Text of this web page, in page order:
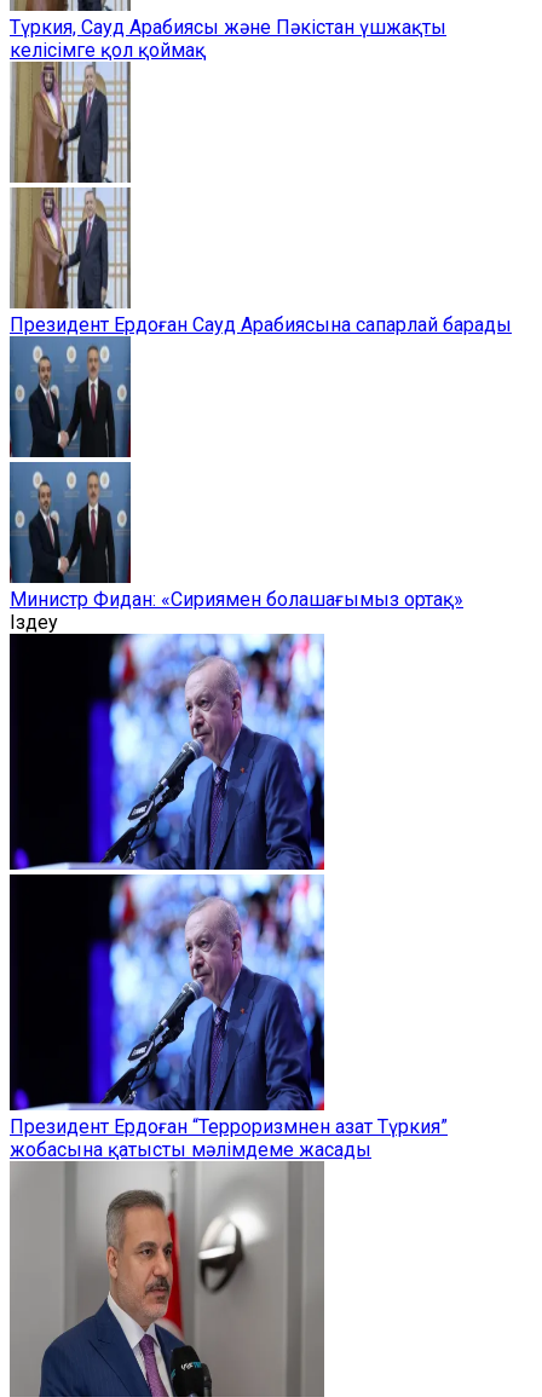
Түркия, Сауд Арабиясы және Пәкістан үшжақты
келісімге қол қоймақ
Президент Ердоған Сауд Арабиясына сапарлай барады
Министр Фидан: «Сириямен болашағымыз ортақ»
Іздеу
Президент Ердоған “Терроризмнен азат Түркия”
жобасына қатысты мәлімдеме жасады